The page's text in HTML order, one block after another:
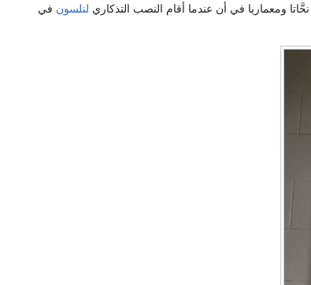
ومعماريا في أن عندما أقام النصب التذكاري لنلسون في